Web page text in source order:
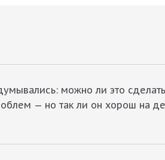
можно ли это сделать
— но так ли он хорош на